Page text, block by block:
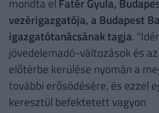
vezérigazgatója, a Budapest
igazgatótanácsának tagja.
jövedelemadó-változások és
előtérbe kerülése nyomán a
további erősödésére, és ezzel
keresztül befektetett vagyon